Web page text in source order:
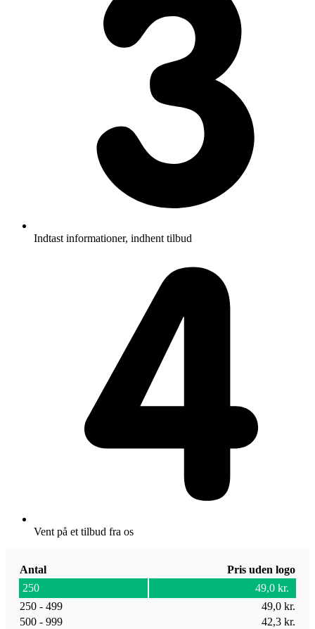
Indtast informationer, indhent tilbud
Vent på et tilbud fra os
Antal
Pris uden logo
250
49,0 kr.
250 - 499
49,0 kr.
500 - 999
42,3 kr.